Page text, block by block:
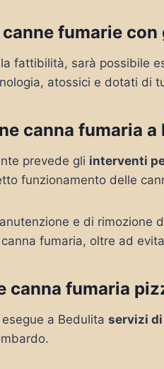
fumarie
fattibilità, sarà possibile
atossici e dotati di
canna fumaria a
prevede gli interventi
funzionamento delle
e di rimozione
fumaria, oltre ad
canna fumaria
a Bedulita servizi